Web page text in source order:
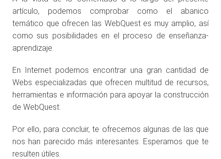
artículo, podemos comprobar como el abanico
temático que ofrecen las WebQuest es muy amplio, así
como sus posibilidades en el proceso de enseñanza-
aprendizaje.
En Internet podemos encontrar una gran cantidad de
Webs especializadas que ofrecen multitud de recursos,
herramientas e información para apoyar la construcción
de WebQuest.
Por ello, para concluir, te ofrecemos algunas de las que
nos han parecido más interesantes. Esperamos que te
resulten útiles.